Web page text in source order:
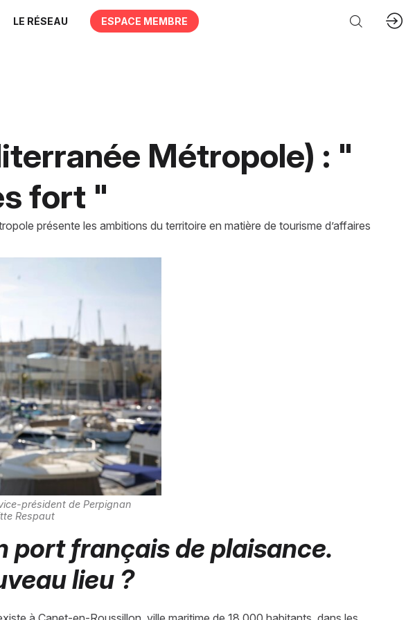
LE RÉSEAU ESPACE MEMBRE
Métropole) : "
fort "
présente les ambitions du territoire en matière de tourisme d’affaires
président de Perpignan
Respaut
port français de plaisance.
lieu ?